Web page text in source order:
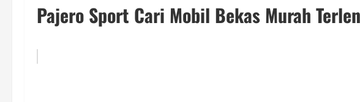
Pajero Sport Cari Mobil Bekas Murah